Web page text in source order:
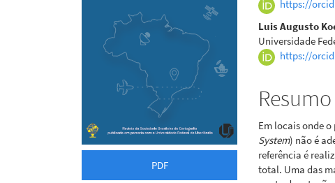
artigos
PDF
https://
Luis Augusto
Universidade
https://
Resumo
Em locais onde
System) não é
referência é
total. Uma das